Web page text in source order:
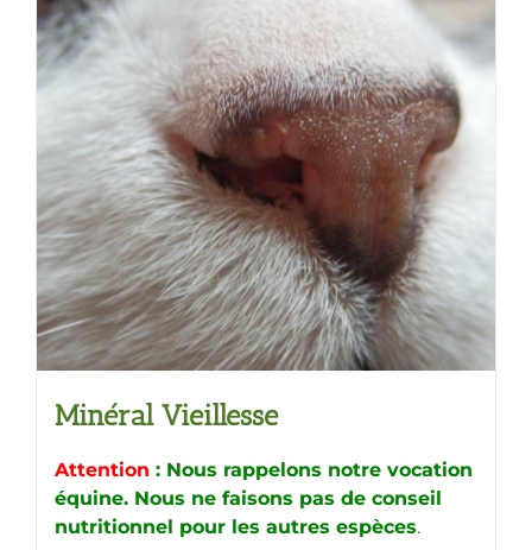
plusieurs
variations.
Les
options
peuvent
être
choisies
sur
la
page
du
produit
Minéral Vieillesse
Attention : Nous rappelons notre vocation
équine. Nous ne faisons pas de conseil
nutritionnel pour les autres espèces.